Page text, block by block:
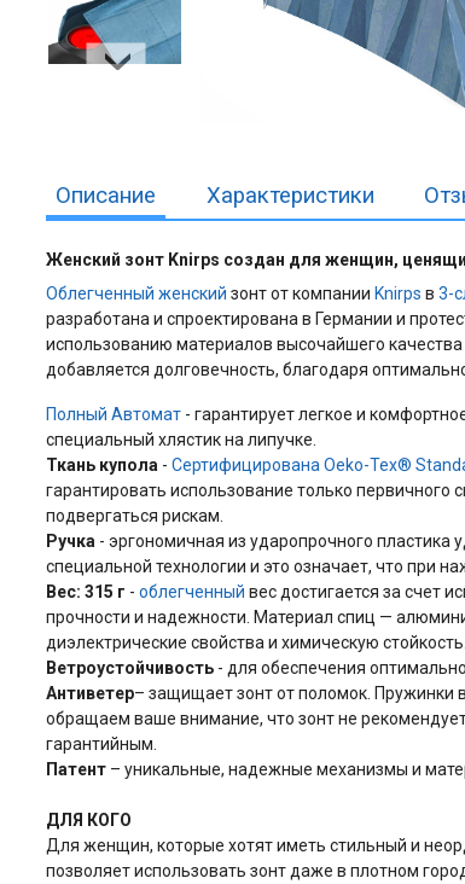
Описание
Женский зонт Knirps создан для женщин,
Облегченный женский зонт откомпании Knirps в3-
разработана и спроектирована в Германии и
использованию материалов высочайшего
добавляется долговечность, благодаря
Полный Автомат - гарантирует легкое и
специальный хлястик на липучке.
Ткань купола -Сертифицирована Oeko-Tex®
гарантировать использование только первичного
подвергаться рискам.
Ручка - эргономичная из ударопрочного
специальной технологии и это означает, что при
Вес: 315 г -облегченный вес достигается за счет
прочности и надежности. Материал спиц —
диэлектрические свойства и химическую
Ветроустойчивость - для обеспечения
Антиветер– защищает зонт от поломок. Пружинки
обращаем ваше внимание, что зонт не
гарантийным.
Патент – уникальные, надежные механизмы и
ДЛЯ КОГО
Для женщин, которые хотят иметь стильный и
позволяет использовать зонт даже в плотном
Характеристики